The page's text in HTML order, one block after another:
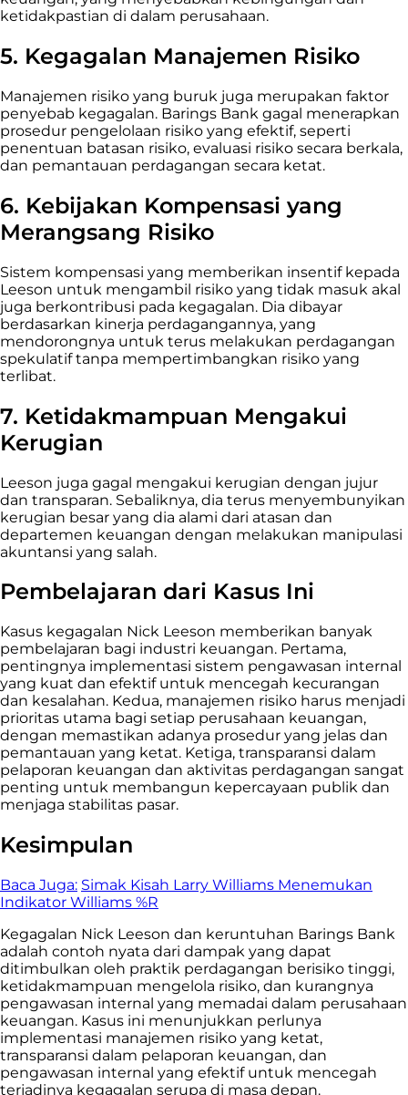
ketidakpastian di dalam perusahaan.
5. Kegagalan Manajemen Risiko
Manajemen risiko yang buruk juga merupakan faktor
penyebab kegagalan. Barings Bank gagal menerapkan
prosedur pengelolaan risiko yang efektif, seperti
penentuan batasan risiko, evaluasi risiko secara berkala,
dan pemantauan perdagangan secara ketat.
6. Kebijakan Kompensasi yang
Merangsang Risiko
Sistem kompensasi yang memberikan insentif kepada
Leeson untuk mengambil risiko yang tidak masuk akal
juga berkontribusi pada kegagalan. Dia dibayar
berdasarkan kinerja perdagangannya, yang
mendorongnya untuk terus melakukan perdagangan
spekulatif tanpa mempertimbangkan risiko yang
terlibat.
7. Ketidakmampuan Mengakui
Kerugian
Leeson juga gagal mengakui kerugian dengan jujur
dan transparan. Sebaliknya, dia terus menyembunyikan
kerugian besar yang dia alami dari atasan dan
departemen keuangan dengan melakukan manipulasi
akuntansi yang salah.
Pembelajaran dari Kasus Ini
Kasus kegagalan Nick Leeson memberikan banyak
pembelajaran bagi industri keuangan. Pertama,
pentingnya implementasi sistem pengawasan internal
yang kuat dan efektif untuk mencegah kecurangan
dan kesalahan. Kedua, manajemen risiko harus menjadi
prioritas utama bagi setiap perusahaan keuangan,
dengan memastikan adanya prosedur yang jelas dan
pemantauan yang ketat. Ketiga, transparansi dalam
pelaporan keuangan dan aktivitas perdagangan sangat
penting untuk membangun kepercayaan publik dan
menjaga stabilitas pasar.
Kesimpulan
Baca Juga: Simak Kisah Larry Williams Menemukan
Indikator Williams %R
Kegagalan Nick Leeson dan keruntuhan Barings Bank
adalah contoh nyata dari dampak yang dapat
ditimbulkan oleh praktik perdagangan berisiko tinggi,
ketidakmampuan mengelola risiko, dan kurangnya
pengawasan internal yang memadai dalam perusahaan
keuangan. Kasus ini menunjukkan perlunya
implementasi manajemen risiko yang ketat,
transparansi dalam pelaporan keuangan, dan
pengawasan internal yang efektif untuk mencegah
terjadinya kegagalan serupa di masa depan.